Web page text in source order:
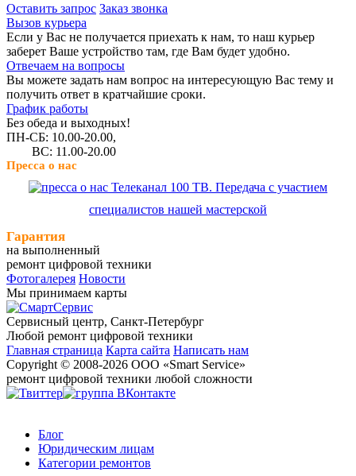
Оставить запрос Заказ звонка
Вызов курьера
Если у Вас не получается приехать к нам, то наш курьер
заберет Ваше устройство там, где Вам будет удобно.
Отвечаем на вопросы
Вы можете задать нам вопрос на интересующую Вас тему и
получить ответ в кратчайшие сроки.
График работы
Без обеда и выходных!
ПН-СБ: 10.00-20.00,
ВС: 11.00-20.00
Пресса о нас
Телеканал 100 ТВ. Передача с участием
специалистов нашей мастерской
Гарантия
на выполненный
ремонт цифровой техники
Фотогалерея Новости
Мы принимаем карты
Сервисный центр, Cанкт-Петербург
Любой ремонт цифровой техники
Главная страница Карта сайта Написать нам
Copyright © 2008-2026 ООО «Smart Service»
ремонт цифровой техники любой сложности
Блог
Юридическим лицам
Категории ремонтов